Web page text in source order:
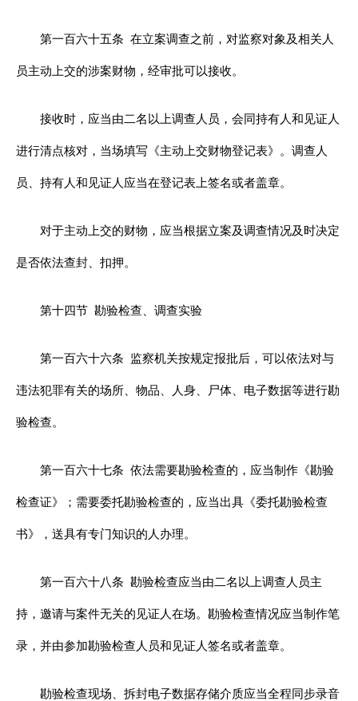
第一百六十五条 在立案调查之前，对监察对象及相关人
员主动上交的涉案财物，经审批可以接收。
接收时，应当由二名以上调查人员，会同持有人和见证人
进行清点核对，当场填写《主动上交财物登记表》。调查人
员、持有人和见证人应当在登记表上签名或者盖章。
对于主动上交的财物，应当根据立案及调查情况及时决定
是否依法查封、扣押。
第十四节 勘验检查、调查实验
第一百六十六条 监察机关按规定报批后，可以依法对与
违法犯罪有关的场所、物品、人身、尸体、电子数据等进行勘
验检查。
第一百六十七条 依法需要勘验检查的，应当制作《勘验
检查证》；需要委托勘验检查的，应当出具《委托勘验检查
书》，送具有专门知识的人办理。
第一百六十八条 勘验检查应当由二名以上调查人员主
持，邀请与案件无关的见证人在场。勘验检查情况应当制作笔
录，并由参加勘验检查人员和见证人签名或者盖章。
勘验检查现场、拆封电子数据存储介质应当全程同步录音